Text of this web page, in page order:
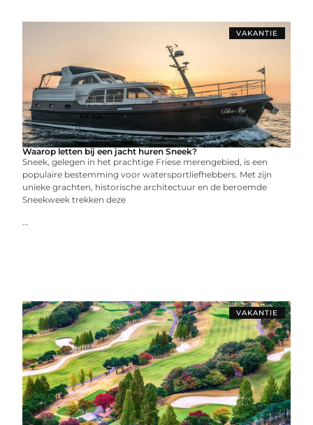
VAKANTIE
Waarop letten bij een jacht huren Sneek?
Sneek, gelegen in het prachtige Friese merengebied, is een
populaire bestemming voor watersportliefhebbers. Met zijn
unieke grachten, historische architectuur en de beroemde
Sneekweek trekken deze
...
VAKANTIE